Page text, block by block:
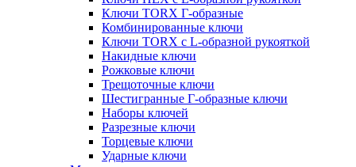
Ключи TORX Г-образные
Комбинированные ключи
Ключи TORX с L-образной рукояткой
Накидные ключи
Рожковые ключи
Трещоточные ключи
Шестигранные Г-образные ключи
Наборы ключей
Разрезные ключи
Торцевые ключи
Ударные ключи